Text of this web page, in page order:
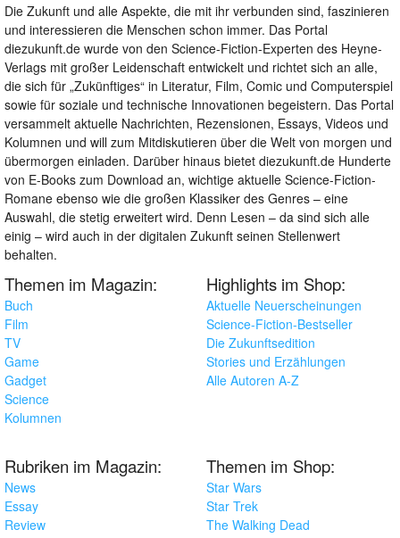
Die Zukunft und alle Aspekte, die mit ihr verbunden sind, faszinieren
und interessieren die Menschen schon immer. Das Portal
diezukunft.de wurde von den Science-Fiction-Experten des Heyne-
Verlags mit großer Leidenschaft entwickelt und richtet sich an alle,
die sich für „Zukünftiges“ in Literatur, Film, Comic und Computerspiel
sowie für soziale und technische Innovationen begeistern. Das Portal
versammelt aktuelle Nachrichten, Rezensionen, Essays, Videos und
Kolumnen und will zum Mitdiskutieren über die Welt von morgen und
übermorgen einladen. Darüber hinaus bietet diezukunft.de Hunderte
von E-Books zum Download an, wichtige aktuelle Science-Fiction-
Romane ebenso wie die großen Klassiker des Genres – eine
Auswahl, die stetig erweitert wird. Denn Lesen – da sind sich alle
einig – wird auch in der digitalen Zukunft seinen Stellenwert
behalten.
Themen im Magazin:
Buch
Film
TV
Game
Gadget
Science
Kolumnen
Highlights im Shop:
Aktuelle Neuerscheinungen
Science-Fiction-Bestseller
Die Zukunftsedition
Stories und Erzählungen
Alle Autoren A-Z
Rubriken im Magazin:
News
Essay
Review
Themen im Shop:
Star Wars
Star Trek
The Walking Dead